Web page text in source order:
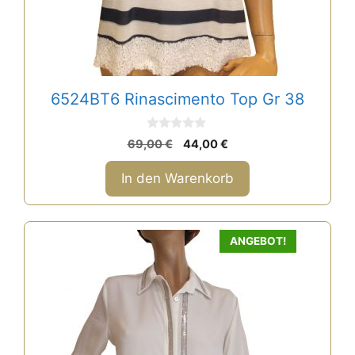
6524BT6 Rinascimento Top Gr 38
0
v
o
n
5
69,00€
Ursprünglicher
Preis
war:
69,00 €
44,00€Aktueller
Preis
ist:
44,00 €.
In den Warenkorb
ANGEBOT!